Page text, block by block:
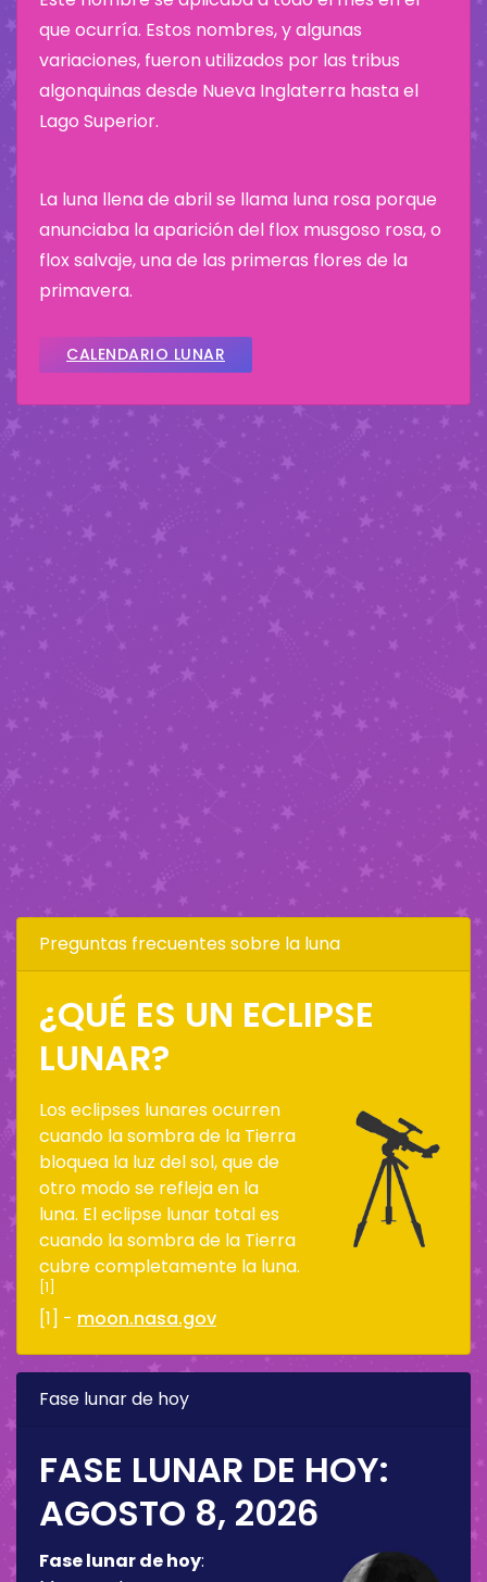
que ocurría. Estos nombres, y algunas
variaciones, fueron utilizados por las tribus
algonquinas desde Nueva Inglaterra hasta el
Lago Superior.
La luna llena de abril se llama luna rosa porque
anunciaba la aparición del flox musgoso rosa, o
flox salvaje, una de las primeras flores de la
primavera.
CALENDARIO LUNAR
Preguntas frecuentes sobre la luna
¿QUÉ ES UN ECLIPSE
LUNAR?
Los eclipses lunares ocurren
cuando la sombra de la Tierra
bloquea la luz del sol, que de
otro modo se refleja en la
luna. El eclipse lunar total es
cuando la sombra de la Tierra
cubre completamente la luna.
[1]
[1] - moon.nasa.gov
Fase lunar de hoy
FASE LUNAR DE HOY:
AGOSTO 8, 2026
Fase lunar de hoy: